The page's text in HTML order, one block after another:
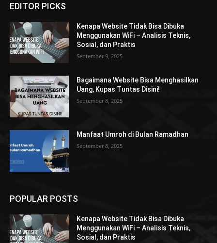
EDITOR PICKS
Kenapa Website Tidak Bisa Dibuka
Menggunakan WiFi – Analisis Teknis,
Sosial, dan Praktis
September 9, 2025
Bagaimana Website Bisa Menghasilkan
Uang, Kupas Tuntas Disini!
September 8, 2025
Manfaat Umroh di Bulan Ramadhan
September 8, 2025
POPULAR POSTS
Kenapa Website Tidak Bisa Dibuka
Menggunakan WiFi – Analisis Teknis,
Sosial, dan Praktis